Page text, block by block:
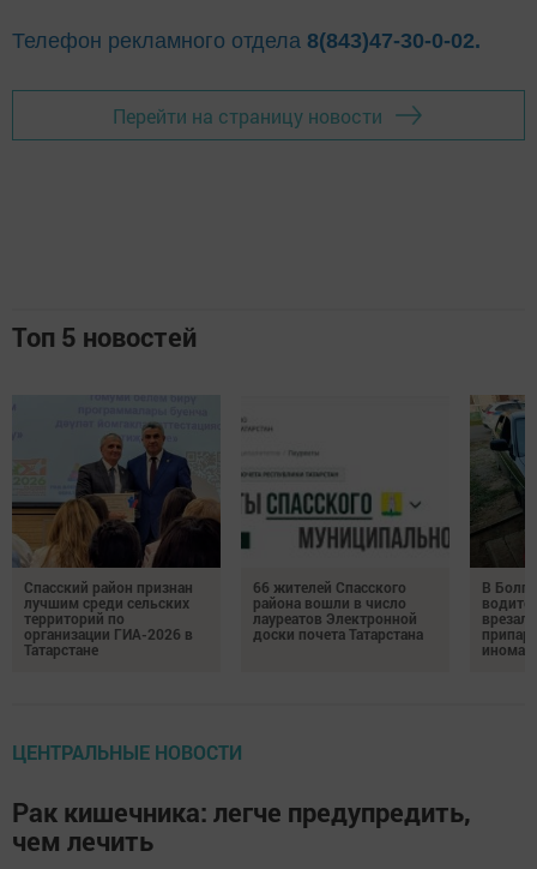
Телефон рекламного отдела 8(843)47-30-0-02.
Перейти на страницу новости
Топ 5 новостей
Спасский район признан
лучшим среди сельских
территорий по
организации ГИА-2026 в
Татарстане
66 жителей Спасского
района вошли в число
лауреатов Электронной
доски почета Татарстана
В
ЦЕНТРАЛЬНЫЕ НОВОСТИ
Рак кишечника: легче предупредить,
чем лечить